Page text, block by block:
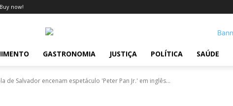
Buy now!
GASTRONOMIA JUSTIÇA POLÍTICA SAÚDE
de Salvador encenam espetáculo 'Peter Pan Jr.' em inglês...